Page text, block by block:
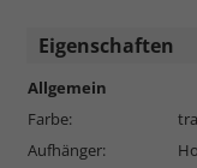
Eigenschaften
Allgemein
Farbe:
Aufhänger: